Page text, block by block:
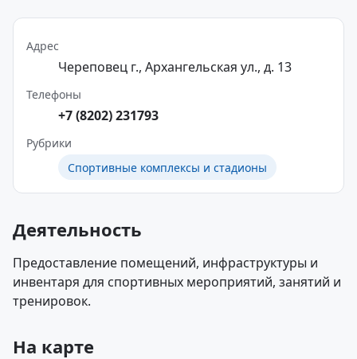
Адрес
Череповец г., Архангельская ул., д. 13
Телефоны
+7 (8202) 231793
Рубрики
Спортивные комплексы и стадионы
Деятельность
Предоставление помещений, инфраструктуры и
инвентаря для спортивных мероприятий, занятий и
тренировок.
На карте